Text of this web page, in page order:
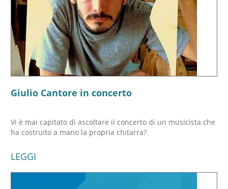
Giulio Cantore in concerto
Vi è mai capitato di ascoltare il concerto di un musicista che
ha costruito a mano la propria chitarra?
LEGGI